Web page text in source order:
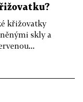
křižovatky
skly a